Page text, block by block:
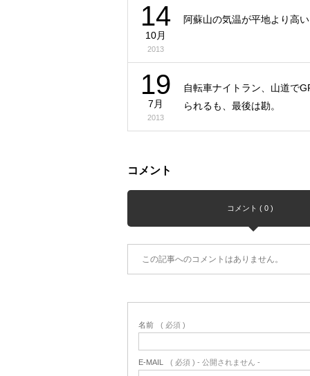
14
10月
2013
阿蘇山の気温が平地より高い
19
7月
2013
自転車ナイトラン、山道で
られるも、最後は勘。
コメント
コメント ( 0 )
この記事へのコメントはありません。
名前 ( 必須 )
E-MAIL ( 必須 ) - 公開されません -